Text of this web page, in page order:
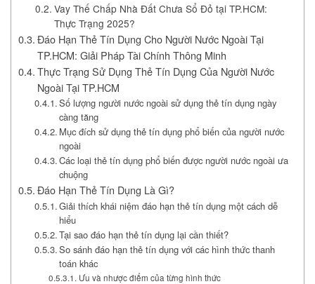
Vay Thế Chấp Nhà Đất Chưa Sổ Đỏ tại TP.HCM:
Thực Trạng 2025?
Đáo Hạn Thẻ Tín Dụng Cho Người Nước Ngoài Tại
TP.HCM: Giải Pháp Tài Chính Thông Minh
Thực Trạng Sử Dụng Thẻ Tín Dụng Của Người Nước
Ngoài Tại TP.HCM
Số lượng người nước ngoài sử dụng thẻ tín dụng ngày
càng tăng
Mục đích sử dụng thẻ tín dụng phổ biến của người nước
ngoài
Các loại thẻ tín dụng phổ biến được người nước ngoài ưa
chuộng
Đáo Hạn Thẻ Tín Dụng Là Gì?
Giải thích khái niệm đáo hạn thẻ tín dụng một cách dễ
hiểu
Tại sao đáo hạn thẻ tín dụng lại cần thiết?
So sánh đáo hạn thẻ tín dụng với các hình thức thanh
toán khác
Ưu và nhược điểm của từng hình thức